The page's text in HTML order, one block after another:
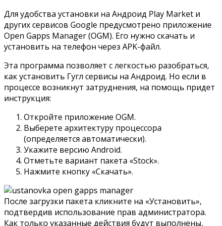
Для удобства установки на Андроид Play Market и
других сервисов Google предусмотрено приложение
Open Gapps Manager (OGM). Его нужно скачать и
установить на телефон через APK-файл.
Эта программа позволяет с легкостью разобраться,
как установить Гугл сервисы на Андроид. Но если в
процессе возникнут затруднения, на помощь придет
инструкция:
Откройте приложение OGM.
Выберете архитектуру процессора
(определяется автоматически).
Укажите версию Android.
Отметьте вариант пакета «Stock».
Нажмите кнопку «Скачать».
После загрузки пакета кликните на «Установить»,
подтвердив использование прав администратора.
Как только указанные действия будут выполнены,